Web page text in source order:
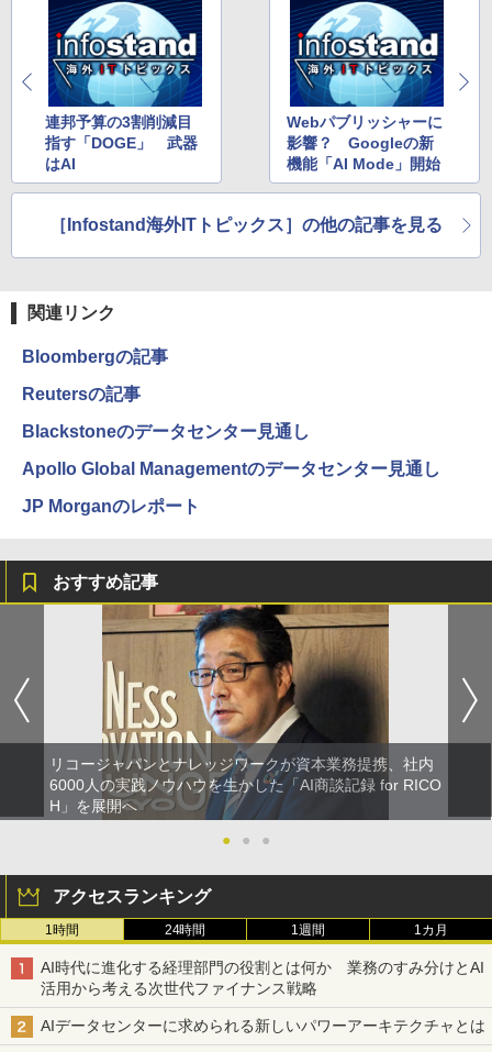
連邦予算の3割削減目
指す「DOGE」 武器
はAI
Webパブリッシャーに
影響？ Googleの新
機能「AI Mode」開始
［Infostand海外ITトピックス］の他の記事を見る
関連リンク
Bloombergの記事
Reutersの記事
Blackstoneのデータセンター見通し
Apollo Global Managementのデータセンター見通し
JP Morganのレポート
おすすめ記事
リコージャパンとナレッジワークが資本業務提携、社内
6000人の実践ノウハウを生かした「AI商談記録 for RICO
H」を展開へ
●
● ●
アクセスランキング
1時間 24時間 1週間 1カ月
AI時代に進化する経理部門の役割とは何か 業務のすみ分けとAI
活用から考える次世代ファイナンス戦略
AIデータセンターに求められる新しいパワーアーキテクチャとは